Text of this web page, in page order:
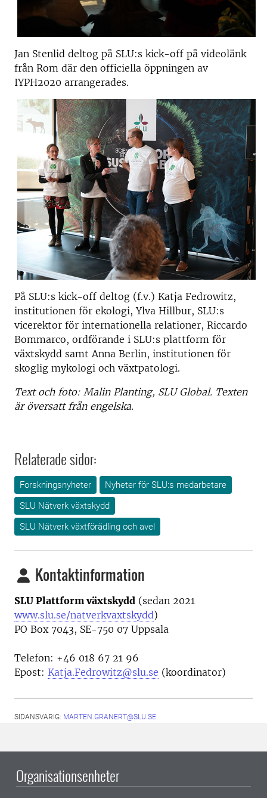
Jan Stenlid deltog på SLU:s kick-off på videolänk
från Rom där den officiella öppningen av
IYPH2020 arrangerades.
På SLU:s kick-off deltog (f.v.) Katja Fedrowitz,
institutionen för ekologi, Ylva Hillbur, SLU:s
vicerektor för internationella relationer, Riccardo
Bommarco, ordförande i SLU:s plattform för
växtskydd samt Anna Berlin, institutionen för
skoglig mykologi och växtpatologi.
Text och foto: Malin Planting, SLU Global. Texten
är översatt från engelska.
Relaterade sidor:
Forskningsnyheter
Nyheter för SLU:s medarbetare
SLU Nätverk växtskydd
SLU Nätverk växtförädling och avel
Kontaktinformation
SLU Plattform växtskydd (sedan 2021
www.slu.se/natverkvaxtskydd)
PO Box 7043, SE-750 07 Uppsala
Telefon: +46 018 67 21 96
Epost: Katja.Fedrowitz@slu.se (koordinator)
SIDANSVARIG: MARTEN.GRANERT@SLU.SE
Organisationsenheter